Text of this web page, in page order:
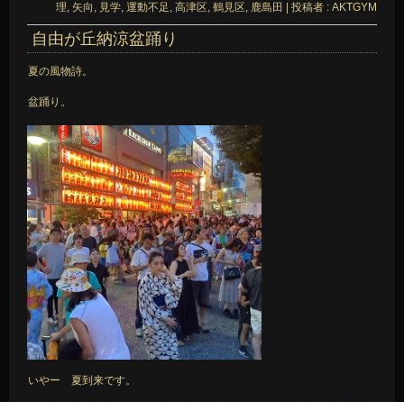
理, 矢向 , 見学, 運動不足 , 高津区, 鶴見区, 鹿島田 投稿者 : AKTGYM
自由が丘納涼盆踊り
夏の風物詩。
盆踊り。
いやー 夏到来です。